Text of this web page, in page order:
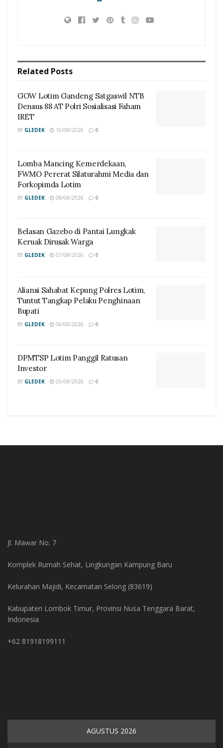
Related Posts
GOW Lotim Gandeng Satgaswil NTB
Densus 88 AT Polri Sosialisasi Faham
IRET
BY GLEDEK 10/08/2026 0
Lomba Mancing Kemerdekaan,
FWMO Pererat Silaturahmi Media dan
Forkopimda Lotim
BY GLEDEK 08/08/2026 0
Belasan Gazebo di Pantai Lungkak
Keruak Dirusak Warga
BY GLEDEK 07/08/2026 0
Aliansi Sahabat Kepung Polres Lotim,
Tuntut Tangkap Pelaku Penghinaan
Bupati
BY GLEDEK 06/08/2026 0
DPMTSP Lotim Panggil Ratusan
Investor
BY GLEDEK 05/08/2026 0
Jl. Mawar No. 7
Komplek Rumah Sehat, Lingkungan Kampung Baru
Kelurahan Majidi, Kecamatan Selong (83619)
Kabupaten Lombok Timur, Provinsi Nusa Tenggara Barat,
Indonesia
+62 81918199111
AGUSTUS 2026